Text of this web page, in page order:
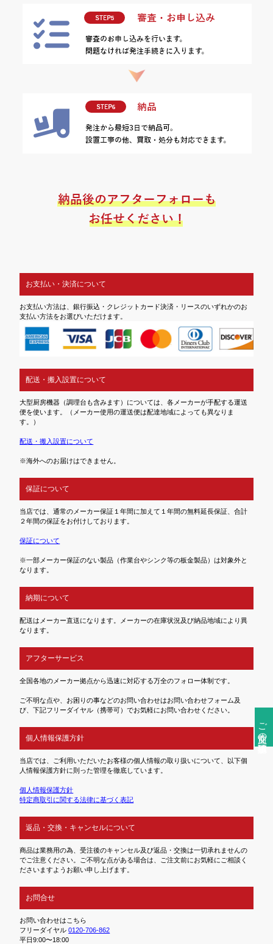
ご注文前の確認事項
お支払い・決済について
お支払い方法は、銀行振込・クレジットカード決済・リースのいずれかのお
支払い方法をお選びいただけます。
配送・搬入設置について
大型厨房機器（調理台も含みます）については、各メーカーが手配する運送
便を使います。（メーカー使用の運送便は配達地域によっても異なりま
す。）
配送・搬入設置について
※海外へのお届けはできません。
保証について
当店では、通常のメーカー保証１年間に加えて１年間の無料延長保証、合計
２年間の保証をお付けしております。
保証について
※一部メーカー保証のない製品（作業台やシンク等の板金製品）は対象外と
なります。
納期について
配送はメーカー直送になります。メーカーの在庫状況及び納品地域により異
なります。
アフターサービス
全国各地のメーカー拠点から迅速に対応する万全のフォロー体制です。
ご不明な点や、お困りの事などのお問い合わせはお問い合わせフォーム及
び、下記フリーダイヤル（携帯可）でお気軽にお問い合わせください。
個人情報保護方針
当店では、ご利用いただいたお客様の個人情報の取り扱いについて、以下個
人情報保護方針に則った管理を徹底しています。
個人情報保護方針
特定商取引に関する法律に基づく表記
返品・交換・キャンセルについて
商品は業務用の為、受注後のキャンセル及び返品・交換は一切承れませんの
でご注意ください。ご不明な点がある場合は、ご注文前にお気軽にご相談く
ださいますようお願い申し上げます。
お問合せ
お問い合わせはこちら
フリーダイヤル0120-706-862
平日9:00〜18:00